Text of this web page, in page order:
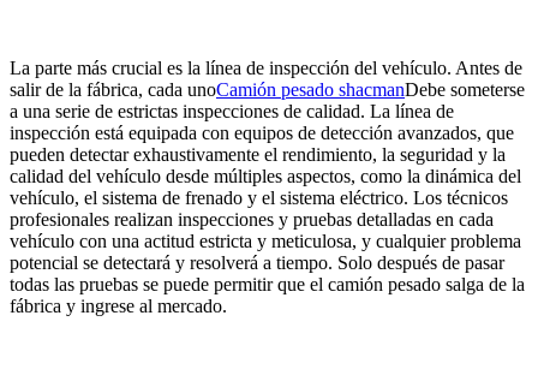
La parte más crucial es la línea de inspección del vehículo. Antes de
salir de la fábrica, cada unoCamión pesado shacmanDebe someterse
a una serie de estrictas inspecciones de calidad. La línea de
inspección está equipada con equipos de detección avanzados, que
pueden detectar exhaustivamente el rendimiento, la seguridad y la
calidad del vehículo desde múltiples aspectos, como la dinámica del
vehículo, el sistema de frenado y el sistema eléctrico. Los técnicos
profesionales realizan inspecciones y pruebas detalladas en cada
vehículo con una actitud estricta y meticulosa, y cualquier problema
potencial se detectará y resolverá a tiempo. Solo después de pasar
todas las pruebas se puede permitir que el camión pesado salga de la
fábrica y ingrese al mercado.